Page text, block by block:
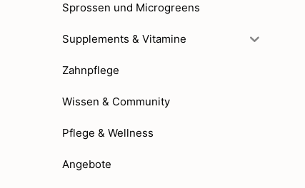
Sprossen und Microgreens
Supplements & Vitamine
Zahnpflege
Wissen & Community
Pflege & Wellness
Angebote